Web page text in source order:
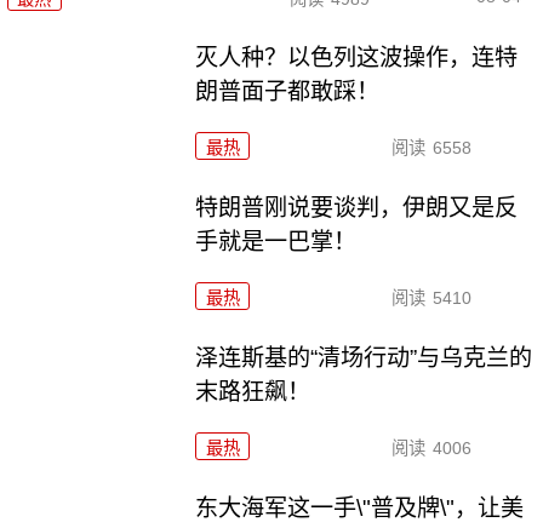
灭人种？以色列这波操作，连特
朗普面子都敢踩！
最热 阅读 6558
特朗普刚说要谈判，伊朗又是反
手就是一巴掌！
最热 阅读 5410
泽连斯基的“清场行动”与乌克兰的
末路狂飙！
最热 阅读 4006
东大海军这一手\"普及牌\"，让美